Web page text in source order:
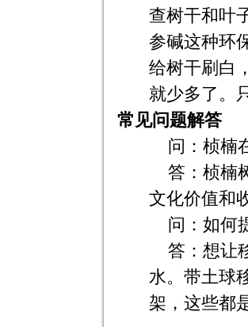
查树干和叶
参碱这种环
给树干刷白
就少多了。
常见问题解答
问：桢楠
答：桢楠
文化价值和
问：如何
答：想让
水。带土球
架，这些都